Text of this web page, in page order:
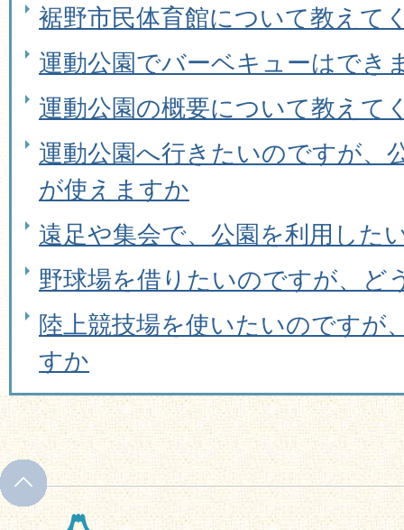
裾野市民体育館について教えて
運動公園でバーベキューはでき
運動公園の概要について教えて
運動公園へ行きたいのですが、
が使えますか
遠足や集会で、公園を利用した
野球場を借りたいのですが、ど
陸上競技場を使いたいのですが
すか